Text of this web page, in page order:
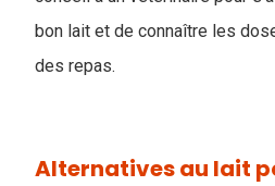
bon lait et de connaître les
des repas.
Alternatives au lait